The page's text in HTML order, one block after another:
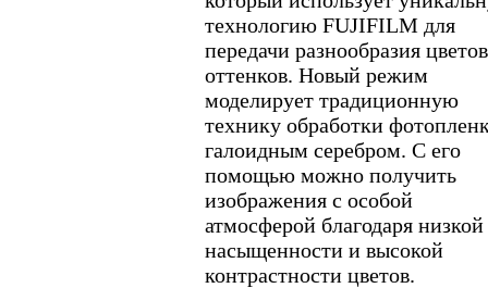
технологию FUJIFILM для
передачи разнообразия
оттенков. Новый режим
моделирует традиционную
технику обработки
галоидным серебром. С его
помощью можно получить
изображения с особой
атмосферой благодаря низкой
насыщенности и высокой
контрастности цветов.